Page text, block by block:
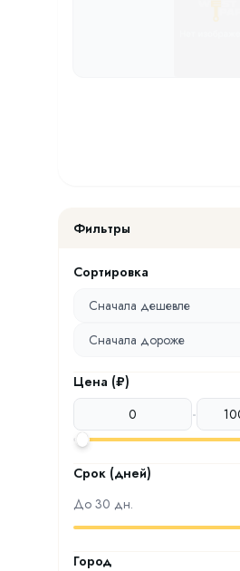
Фильтры
Сортировка
Сначала дешевле
Сначала дороже
Цена (₽)
-
Срок (дней)
До 30 дн.
Город